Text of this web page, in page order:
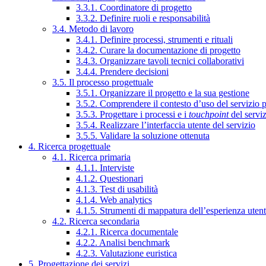
3.3.1. Coordinatore di progetto
3.3.2. Definire ruoli e responsabilità
3.4. Metodo di lavoro
3.4.1. Definire processi, strumenti e rituali
3.4.2. Curare la documentazione di progetto
3.4.3. Organizzare tavoli tecnici collaborativi
3.4.4. Prendere decisioni
3.5. Il processo progettuale
3.5.1. Organizzare il progetto e la sua gestione
3.5.2. Comprendere il contesto d’uso del servizio
3.5.3. Progettare i processi e i touchpointdel
3.5.4. Realizzare l’interfaccia utente del servizio
3.5.5. Validare la soluzione ottenuta
4. Ricerca progettuale
4.1. Ricerca primaria
4.1.1. Interviste
4.1.2. Questionari
4.1.3. Test di usabilità
4.1.4. Web analytics
4.1.5. Strumenti di mappatura dell’esperienza
4.2. Ricerca secondaria
4.2.1. Ricerca documentale
4.2.2. Analisi benchmark
4.2.3. Valutazione euristica
5. Progettazione dei servizi